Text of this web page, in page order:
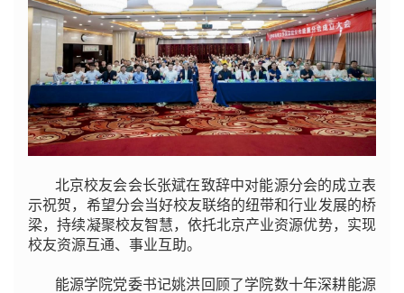
北京校友会会长张斌在致辞中对能源分会的成立表
示祝贺，希望分会当好校友联络的纽带和行业发展的桥
梁，持续凝聚校友智慧，依托北京产业资源优势，实现
校友资源互通、事业互助。
能源学院党委书记姚洪回顾了学院数十年深耕能源